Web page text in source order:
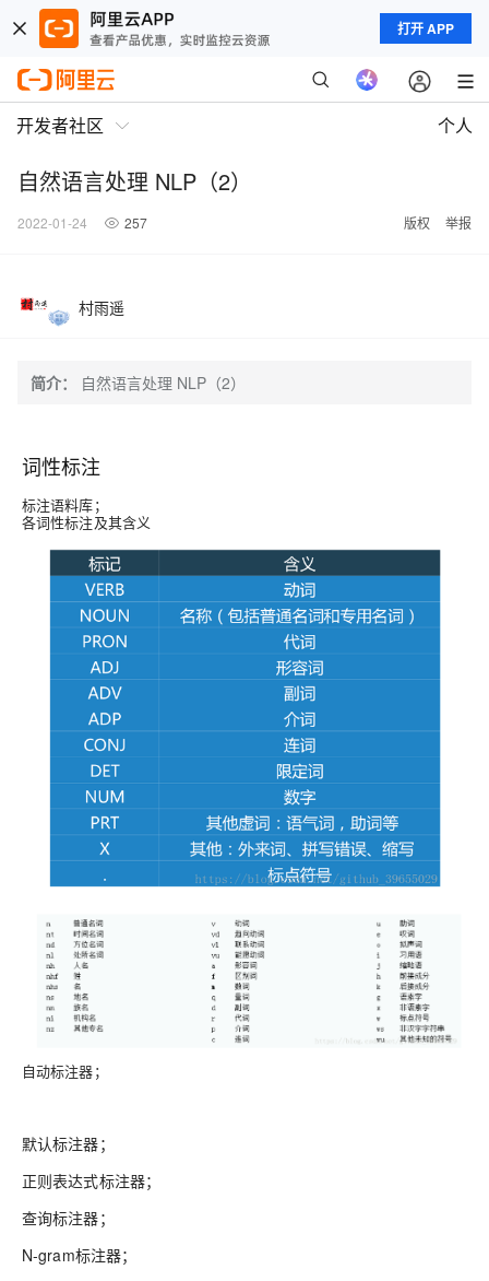
打开 APP
开发者社区 个人
自然语言处理 NLP（2）
2022-01-24 257 版权 举报
村雨遥
简介： 自然语言处理 NLP（2）
词性标注
标注语料库；
各词性标注及其含义
自动标注器；
默认标注器；
正则表达式标注器；
查询标注器；
N-gram标注器；